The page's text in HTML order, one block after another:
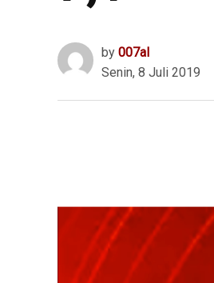
by 007al
Senin, 8 Juli 2019